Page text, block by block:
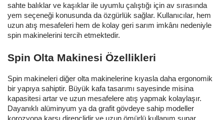
sahte balıklar ve kaşıklar ile uyumlu çalıştığı için av sırasında
yem seçeneği konusunda da özgürlük sağlar. Kullanıcılar, hem
uzun atış mesafeleri hem de kolay geri sarım imkânı nedeniyle
spin makinelerini tercih etmektedir.
Spin Olta Makinesi Özellikleri
Spin makineleri diğer olta makinelerine kıyasla daha ergonomik
bir yapıya sahiptir. Büyük kafa tasarımı sayesinde misina
kapasitesi artar ve uzun mesafelere atış yapmak kolaylaşır.
Dayanıklı alüminyum ya da grafit gövdeye sahip modeller